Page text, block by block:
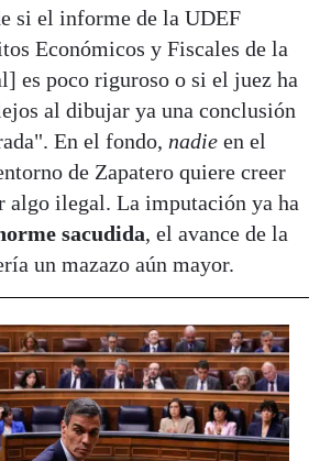
si el informe de la UDEF
Económicos y Fiscales de la
es poco riguroso o si el juez ha
al dibujar ya una conclusión
En el fondo, nadie en el
de Zapatero quiere creer
algo ilegal. La imputación ya ha
sacudida, el avance de la
un mazazo aún mayor.